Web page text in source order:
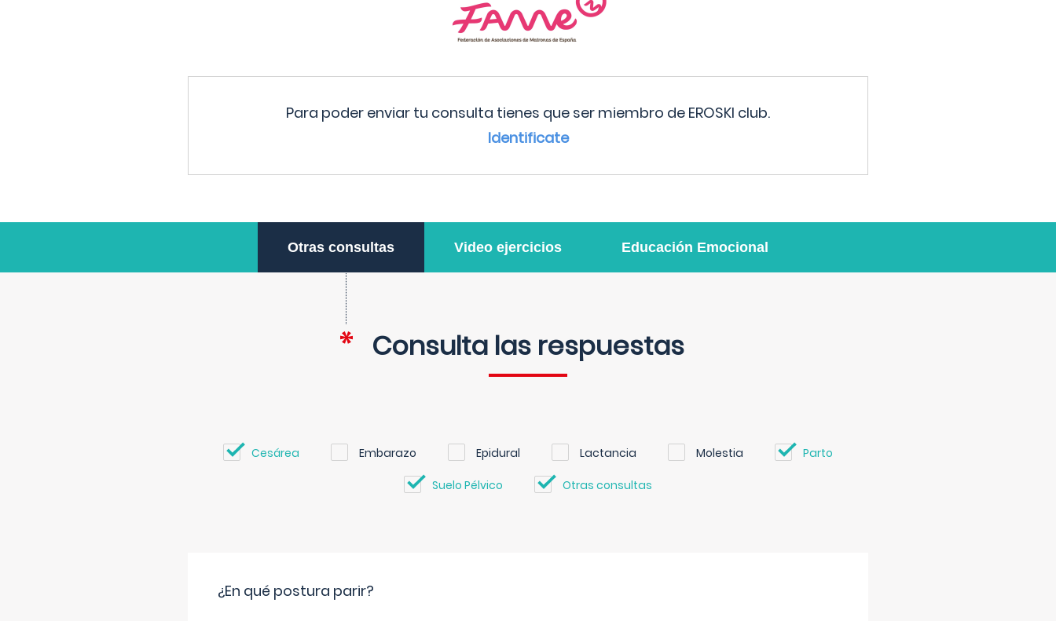
Para poder enviar tu consulta tienes que ser miembro de EROSKI club.
Identificate
Otras consultas Video ejercicios Educación Emocional
Consulta las respuestas
Cesárea Embarazo Epidural Lactancia Molestia Parto
Suelo Pélvico Otras consultas
¿En qué postura parir?